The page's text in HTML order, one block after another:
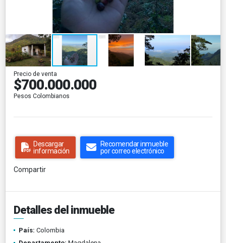
Precio de venta
$700.000.000
Pesos Colombianos
Descargar
información
Recomendar inmueble
por correo electrónico
Compartir
Detalles del inmueble
País: Colombia